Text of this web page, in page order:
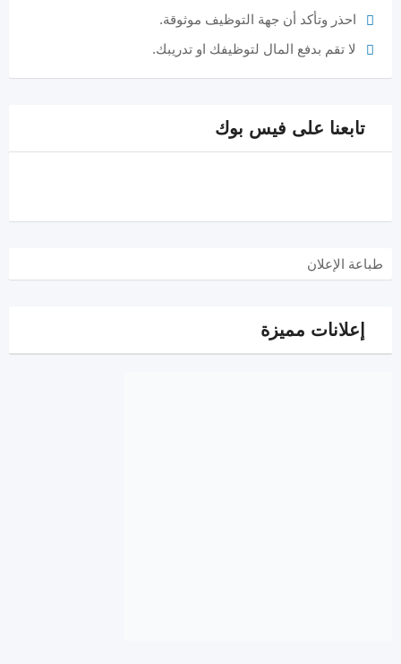
احذر وتأكد أن جهة التوظيف موثوقة.
لا تقم بدفع المال لتوظيفك او تدريبك.
تابعنا على فيس بوك
طباعة الإعلان
إعلانات مميزة